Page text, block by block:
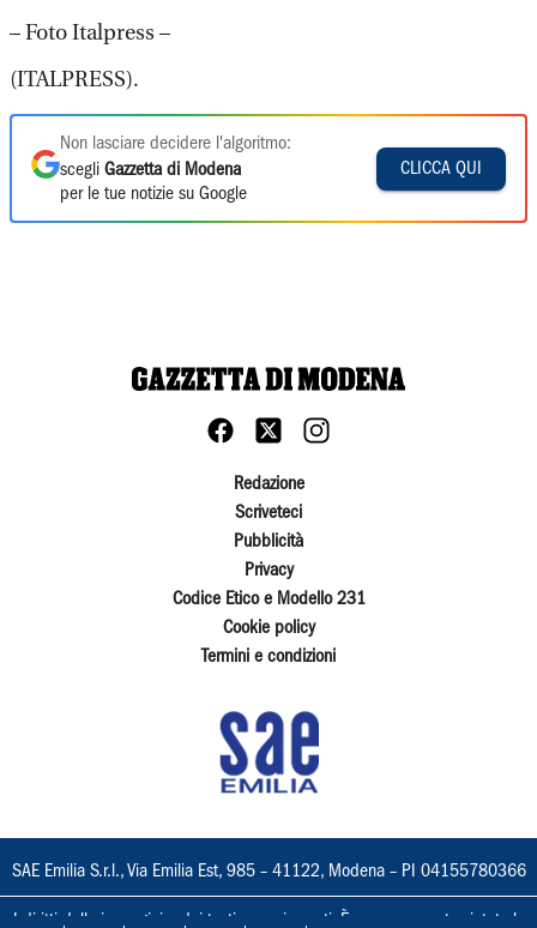
– Foto Italpress –
(ITALPRESS).
Non lasciare decidere l'algoritmo:
scegli Gazzetta di Modena
per le tue notizie su Google
CLICCA QUI
Redazione
Scriveteci
Pubblicità
Privacy
Codice Etico e Modello 231
Cookie policy
Termini e condizioni
SAE Emilia S.r.l., Via Emilia Est, 985 – 41122, Modena – PI 04155780366
I diritti delle immagini e dei testi sono riservati. È espressamente vietata la